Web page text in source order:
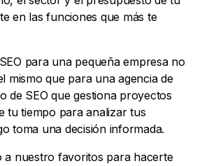
en las funciones que más te
para una pequeña empresa no
mismo que para una agencia de
de SEO que gestiona proyectos
tu tiempo para analizar tus
toma una decisión informada.
a nuestro favoritos para hacerte